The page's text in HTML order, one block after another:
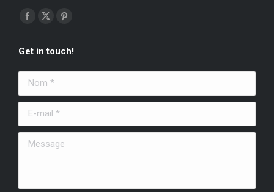
Trouvez nous sur :
La
Facebook
s'ouvre
dans
une
nouvelle
fenêtre
La
X
s'ouvre
dans
une
nouvelle
fenêtre
La
Pinterest
s'ouvre
une
fenêtre
Get in touch!
Nom *
E-mail *
Message